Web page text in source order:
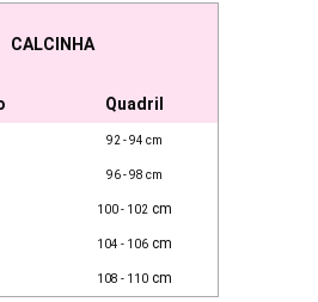
CALCINHA
Quadril
92 - 94 cm
96 - 98 cm
100 - 102cm
104 - 106cm
108 - 110cm